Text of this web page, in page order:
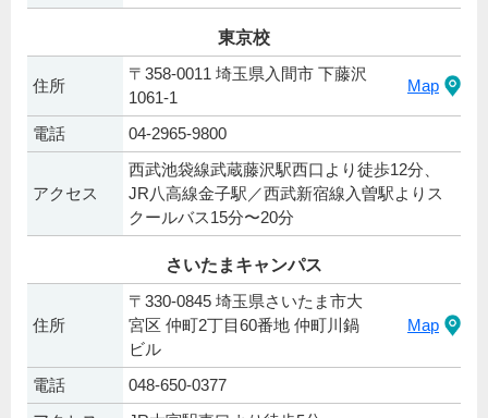
東京校
住所
〒358-0011 埼玉県入間市 下藤沢
1061-1
Map
電話 04-2965-9800
アクセス
西武池袋線武蔵藤沢駅西口より徒歩12分、
JR八高線金子駅／西武新宿線入曽駅よりス
クールバス15分〜20分
さいたまキャンパス
住所
〒330-0845 埼玉県さいたま市大
宮区 仲町2丁目60番地 仲町川鍋
ビル
Map
電話
048-650-0377